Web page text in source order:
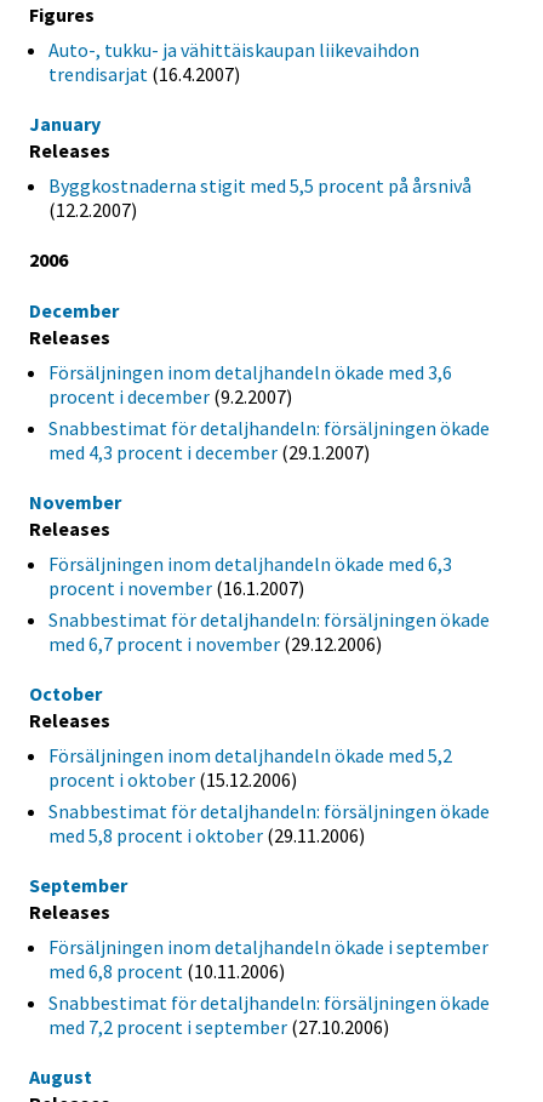
Figures
Auto-, tukku- ja vähittäiskaupan liikevaihdon
trendisarjat (16.4.2007)
January
Releases
Byggkostnaderna stigit med 5,5 procent på årsnivå
(12.2.2007)
2006
December
Releases
Försäljningen inom detaljhandeln ökade med 3,6
procent i december (9.2.2007)
Snabbestimat för detaljhandeln: försäljningen ökade
med 4,3 procent i december (29.1.2007)
November
Releases
Försäljningen inom detaljhandeln ökade med 6,3
procent i november (16.1.2007)
Snabbestimat för detaljhandeln: försäljningen ökade
med 6,7 procent i november (29.12.2006)
October
Releases
Försäljningen inom detaljhandeln ökade med 5,2
procent i oktober (15.12.2006)
Snabbestimat för detaljhandeln: försäljningen ökade
med 5,8 procent i oktober (29.11.2006)
September
Releases
Försäljningen inom detaljhandeln ökade i september
med 6,8 procent (10.11.2006)
Snabbestimat för detaljhandeln: försäljningen ökade
med 7,2 procent i september (27.10.2006)
August